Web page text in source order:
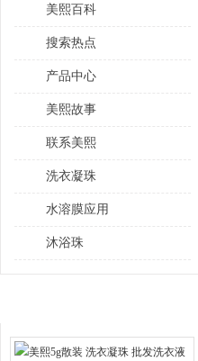
美熙百科
搜索热点
产品中心
美熙故事
联系美熙
洗衣凝珠
水溶膜应用
沐浴珠